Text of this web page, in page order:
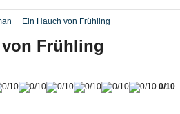
Ein Hauch von Frühling
Frühling
0/10